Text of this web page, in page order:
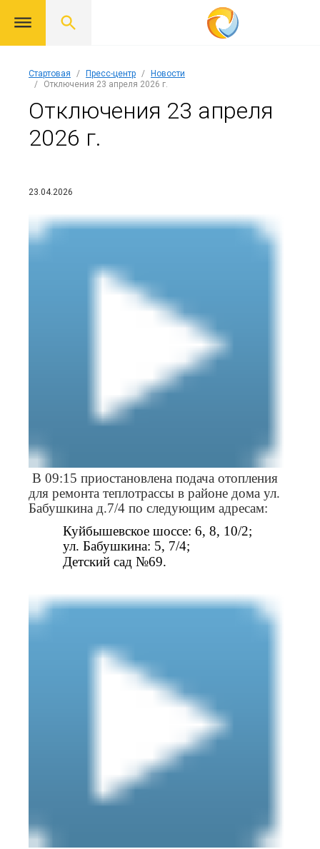
Стартовая Пресс-центр
Новости
Отключения 23 апреля 2026 г.
Отключения 23 апреля
2026 г.
23.04.2026
В 09:15 приостановлена подача отопления
для ремонта теплотрассы в районе дома ул.
Бабушкина д.7/4 по следующим адресам:
Куйбышевское шоссе: 6, 8, 10/2;
ул. Бабушкина: 5, 7/4;
Детский сад №69.